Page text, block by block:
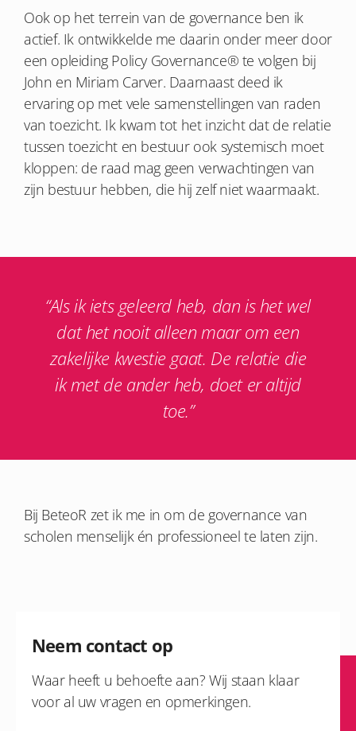
Ook op het terrein van de governance ben ik
actief. Ik ontwikkelde me daarin onder meer door
een opleiding Policy Governance® te volgen bij
John en Miriam Carver. Daarnaast deed ik
ervaring op met vele samenstellingen van raden
van toezicht. Ik kwam tot het inzicht dat de relatie
tussen toezicht en bestuur ook systemisch moet
kloppen: de raad mag geen verwachtingen van
zijn bestuur hebben, die hij zelf niet waarmaakt.
“Als ik iets geleerd heb, dan is het wel
dat het nooit alleen maar om een
zakelijke kwestie gaat. De relatie die
ik met de ander heb, doet er altijd
toe.”
Bij BeteoR zet ik me in om de governance van
scholen menselijk én professioneel te laten zijn.
Neem contact op
Waar heeft u behoefte aan? Wij staan klaar
voor al uw vragen en opmerkingen.